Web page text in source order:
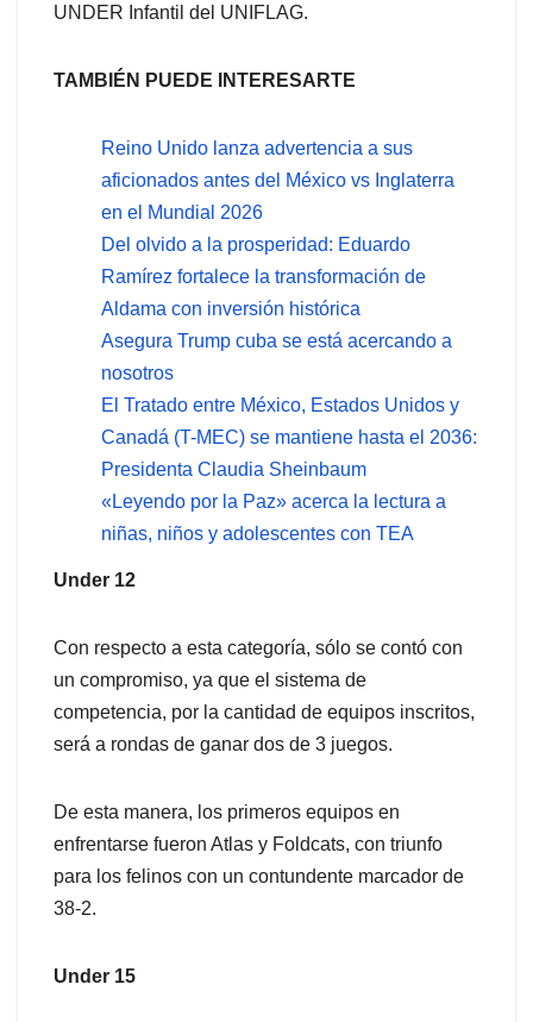
UNDER Infantil del UNIFLAG.
TAMBIÉN PUEDE INTERESARTE
Reino Unido lanza advertencia a sus
aficionados antes del México vs Inglaterra
en el Mundial 2026
Del olvido a la prosperidad: Eduardo
Ramírez fortalece la transformación de
Aldama con inversión histórica
Asegura Trump cuba se está acercando a
nosotros
El Tratado entre México, Estados Unidos y
Canadá (T-MEC) se mantiene hasta el 2036:
Presidenta Claudia Sheinbaum
«Leyendo por la Paz» acerca la lectura a
niñas, niños y adolescentes con TEA
Under 12
Con respecto a esta categoría, sólo se contó con
un compromiso, ya que el sistema de
competencia, por la cantidad de equipos inscritos,
será a rondas de ganar dos de 3 juegos.
De esta manera, los primeros equipos en
enfrentarse fueron Atlas y Foldcats, con triunfo
para los felinos con un contundente marcador de
38-2.
Under 15